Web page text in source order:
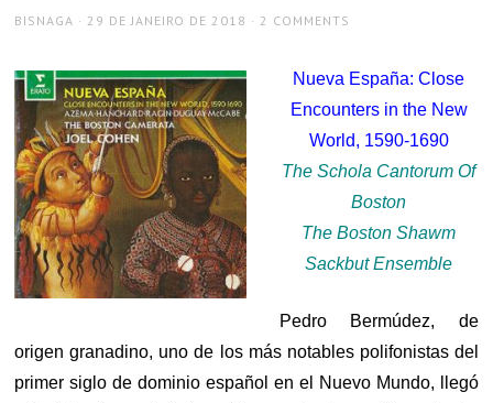
AUTHOR
BISNAGA
POSTED
29 DE JANEIRO DE 2018 2 COMMENTS
Nueva España: Close
Encounters in the New
World, 1590-1690
The Schola Cantorum Of
Boston
The Boston Shawm
Sackbut Ensemble
Pedro Bermúdez, de
origen granadino, uno de los más notables polifonistas del
primer siglo de dominio español en el Nuevo Mundo, llegó